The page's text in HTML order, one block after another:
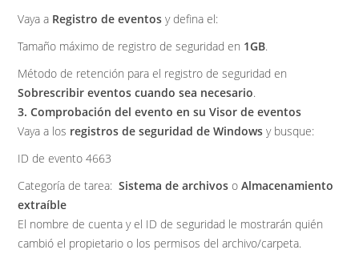
Vaya a Registro de eventosy defina el:
Tamaño máximo de registro de seguridad en 1GB.
Método de retención para el registro de seguridad en
Sobrescribir eventos cuando sea necesario.
3. Comprobación del evento en su Visor de eventos
Vaya a los registros de seguridad de Windows y busque:
ID de evento 4663
Categoría de tarea:Sistema de archivosoAlmacenamiento
extraíble
El nombre de cuenta y el ID de seguridad le mostrarán quién
cambió el propietario o los permisos del archivo/carpeta.